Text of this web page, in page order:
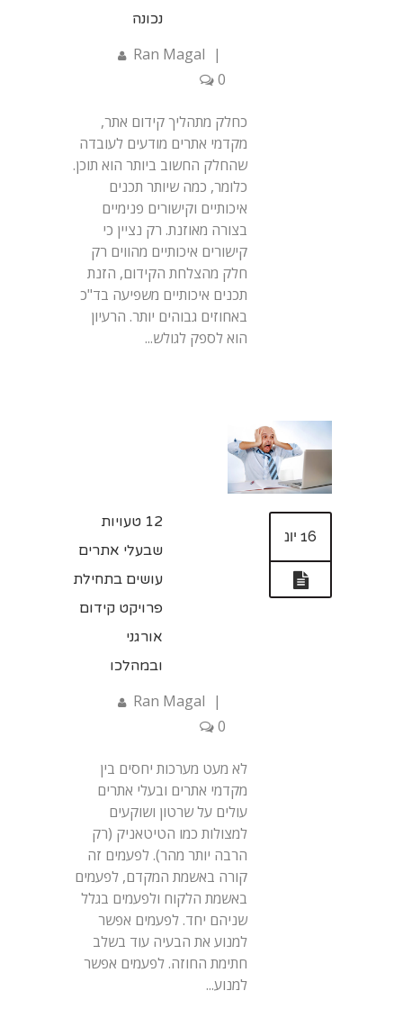
נכונה
Ran Magal |
0
כחלק מתהליך קידום אתר,
מקדמי אתרים מודעים לעובדה
שהחלק החשוב ביותר הוא תוכן.
כלומר, כמה שיותר תכנים
איכותיים וקישורים פנימיים
בצורה מאוזנת. רק נציין כי
קישורים איכותיים מהווים רק
חלק מהצלחת הקידום, הזנת
תכנים איכותיים משפיעה בד"כ
באחוזים גבוהים יותר. הרעיון
הוא לספק לגולש...
16 יונ
12 טעויות
שבעלי אתרים
עושים בתחילת
פרויקט קידום
אורגני
ובמהלכו
Ran Magal |
0
לא מעט מערכות יחסים בין
מקדמי אתרים ובעלי אתרים
עולים על שרטון ושוקעים
למצולות כמו הטיטאניק (רק
הרבה יותר מהר). לפעמים זה
קורה באשמת המקדם, לפעמים
באשמת הלקוח ולפעמים בגלל
שניהם יחד. לפעמים אפשר
למנוע את הבעיה עוד בשלב
חתימת החוזה. לפעמים אפשר
למנוע...